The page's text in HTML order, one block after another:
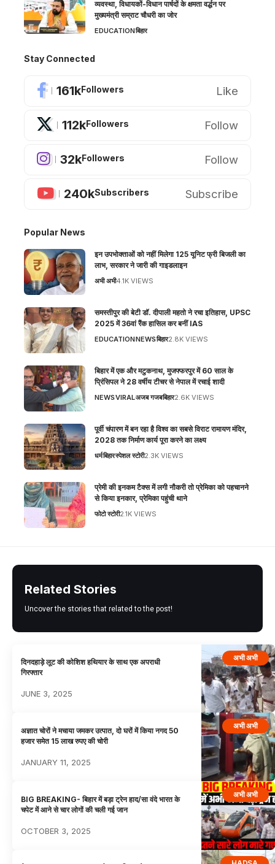
व्यवस्था, विधायकों-विधान पार्षदों के क्षमता वर्द्धन पर
मुख्यमंत्री सम्राट चौधरी का जोर
EDUCATIONबिहार
Stay Connected
161kFollowers Like
112kFollowers Follow
32kFollowers Follow
240kSubscribers Subscribe
Popular News
इन उपभोक्ताओं को नहीं मिलेगा 125 यूनिट फ्री बिजली का
लाभ, सरकार ने जारी की गाइडलाइन
अभी अभी4.1K VIEWS
समस्तीपुर की बेटी डॉ. दीपाली महतो ने रचा इतिहास, UPSC
2025 में 36वां रैंक हासिल कर बनीं IAS
EDUCATIONNEWSबिहार2.8K VIEWS
बिहार में एक और मटुकनाथ, मुजफ्फरपुर में 60 साल के
प्रिंसिपल ने 28 वर्षीय टीचर से नेपाल में रचाई शादी
NEWSVIRALअजब गजबबिहार2.6K VIEWS
पूर्वी चंपारण में बन रहा है विश्व का सबसे विराट रामायण मंदिर,
2028 तक निर्माण कार्य पूरा करने का लक्ष्य
धर्मबिहारस्पेशल स्टोरी2.3K VIEWS
प्रेमी की इनकम टैक्स में लगी नौकरी तो प्रेमिका को पहचानने
से किया इनकार, प्रेमिका पहुंची थाने
फोटो स्टोरी2.1K VIEWS
Related Stories
Uncover the stories that related to the post!
अभी अभी
दिनदहाड़े लूट की कोशिश हथियार के साथ एक अपराधी
गिरफ्तार
JUNE 3, 2025
अभी अभी
अज्ञात चोरों ने मचाया जमकर उत्पात, दो घरों में किया नगद 50
हजार समेत 15 लाख रुपए की चोरी
JANUARY 11, 2025
अभी अभी
BIG BREAKING- बिहार में बड़ा ट्रेन हाद/सा वंदे भारत के
चपेट में आने से चार लोगों की चली गई जान
OCTOBER 3, 2025